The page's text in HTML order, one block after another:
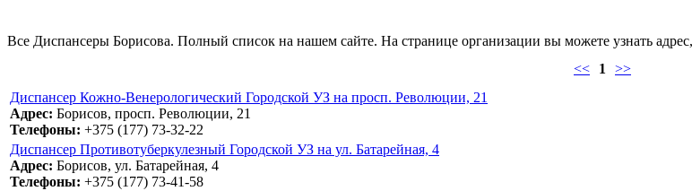
Все Диспансеры Борисова. Полный список на нашем сайте. На странице организации вы можете узнать
<<
1 >>
Диспансер Кожно-Венерологический Городской УЗ на просп. Революции, 21
Адрес: Борисов, просп. Революции, 21
Телефоны: +375 (177) 73-32-22
Диспансер Противотуберкулезный Городской УЗ на ул. Батарейная, 4
Адрес: Борисов, ул. Батарейная, 4
Телефоны: +375 (177) 73-41-58